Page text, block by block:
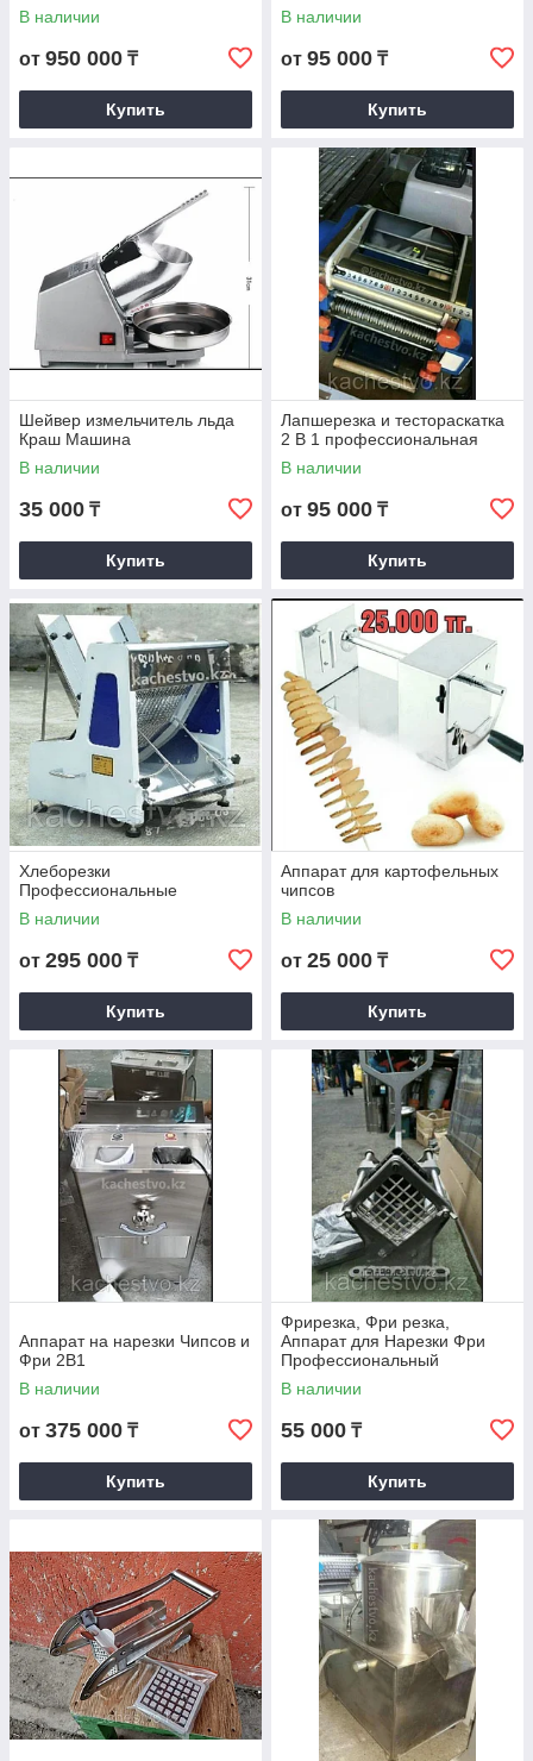
В наличии
от 950 000 ₸
Купить
В наличии
от 95 000 ₸
Купить
Шейвер измельчитель льда
Краш Машина
В наличии
35 000 ₸
Купить
Лапшерезка и тестораскатка
2 В 1 профессиональная
В наличии
от 95 000 ₸
Купить
Хлеборезки
Профессиональные
В наличии
от 295 000 ₸
Купить
Аппарат для картофельных
чипсов
В наличии
от 25 000 ₸
Купить
Аппарат на нарезки Чипсов и
Фри 2В1
В наличии
от 375 000 ₸
Купить
Фрирезка, Фри резка,
Аппарат для Нарезки Фри
Профессиональный
В наличии
55 000 ₸
Купить